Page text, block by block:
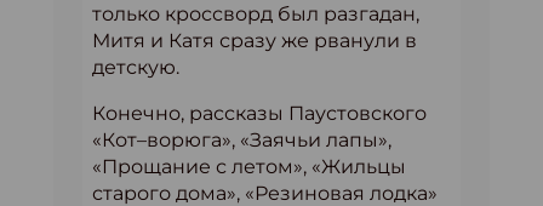
только кроссворд был разгадан,
Митя и Катя сразу же рванули в
детскую.
Конечно, рассказы Паустовского
«Кот–ворюга», «Заячьи лапы»,
«Прощание с летом», «Жильцы
старого дома», «Резиновая лодка»